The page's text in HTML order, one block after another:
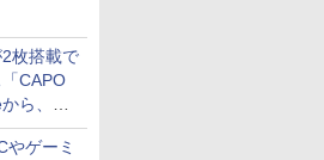
枚搭載で
CAPO
ら、カ
やゲーミ